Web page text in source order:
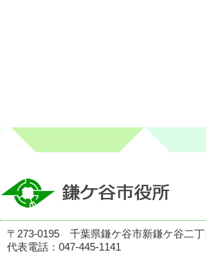
〒273-0195 千葉県鎌ケ谷市新鎌ケ谷二丁
代表電話：047-445-1141